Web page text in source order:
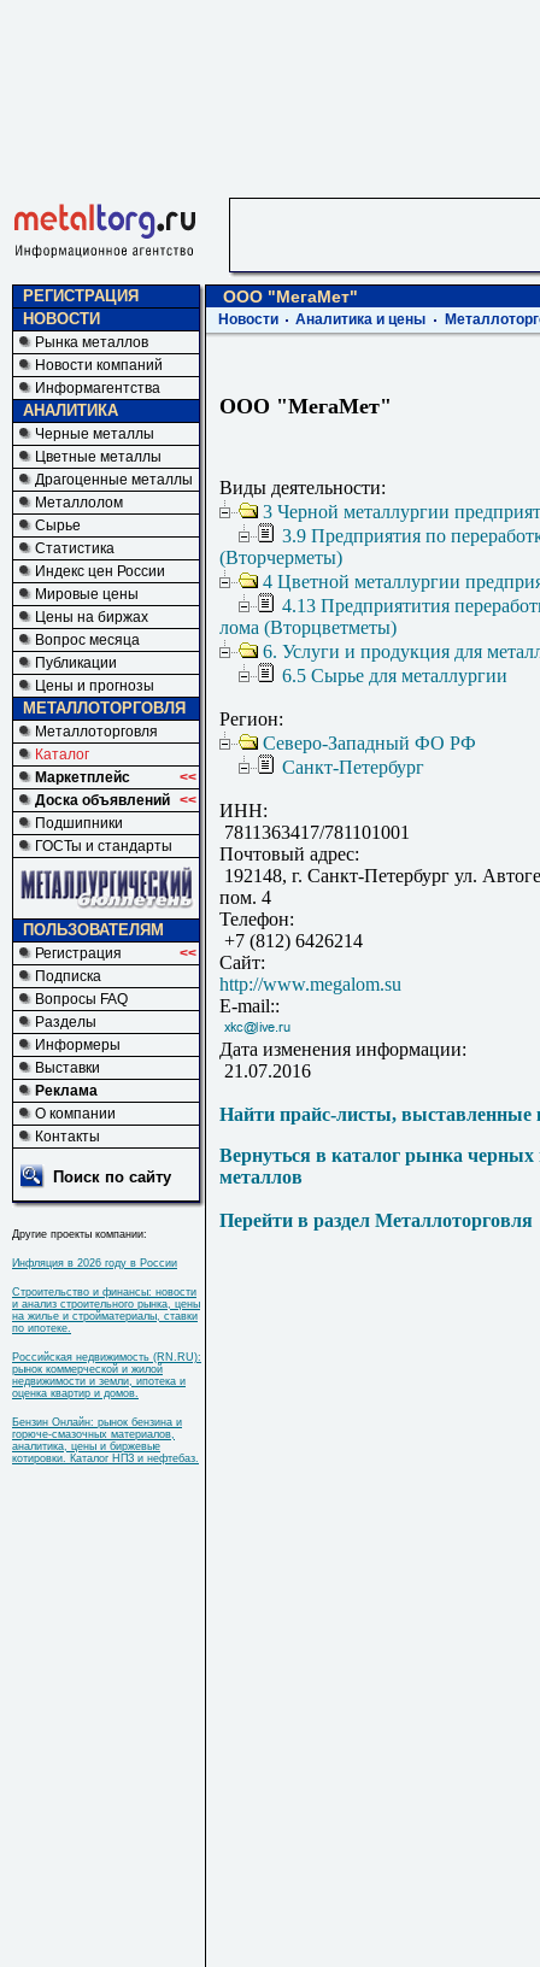
РЕГИСТРАЦИЯ
НОВОСТИ
Рынка металлов
Новости компаний
Информагентства
АНАЛИТИКА
Черные металлы
Цветные металлы
Драгоценные металлы
Металлолом
Сырье
Статистика
Индекс цен России
Мировые цены
Цены на биржах
Вопрос месяца
Публикации
Цены и прогнозы
МЕТАЛЛОТОРГОВЛЯ
Металлоторговля
Каталог
Маркетплейс
<<
Доска объявлений <<
Подшипники
ГОСТы и стандарты
ПОЛЬЗОВАТЕЛЯМ
Регистрация
<<
Подписка
Вопросы FAQ
Разделы
Информеры
Выставки
Реклама
О компании
Контакты
Поиск по сайту
Другие проекты компании:
Инфляция в 2026 году в России
Строительство и финансы: новости
и анализ строительного рынка, цены
на жилье и стройматериалы, ставки
по ипотеке.
Российская недвижимость (RN.RU):
рынок коммерческой и жилой
недвижимости и земли, ипотека и
оценка квартир и домов.
Бензин Онлайн: рынок бензина и
горюче-смазочных материалов,
аналитика, цены и биржевые
котировки. Каталог НПЗ и нефтебаз.
ООО "МегаМет"
Новости Аналитика и цены
ООО "МегаМет"
Виды деятельности:
3 Черной металлургии
3.9 Предприятия по
(Вторчерметы)
4 Цветной металлургии
4.13 Предприятития
лома (Вторцветметы)
6. Услуги и продукция для
6.5 Сырье для металлургии
Регион:
Северо-Западный ФО РФ
Санкт-Петербург
ИНН:
7811363417/781101001
Почтовый адрес:
192148, г. Санкт-Петербург ул.
пом. 4
Телефон:
+7 (812) 6426214
Сайт:
http://www.megalom.su
E-mail::
Дата изменения информации:
21.07.2016
Найти прайс-листы, выставленные
Вернуться в каталог рынка
металлов
Перейти в раздел Металлоторговля